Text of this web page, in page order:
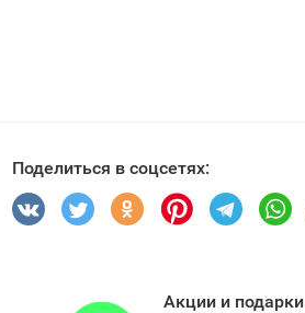
Поделиться в соцсетях:
Акции и подарки